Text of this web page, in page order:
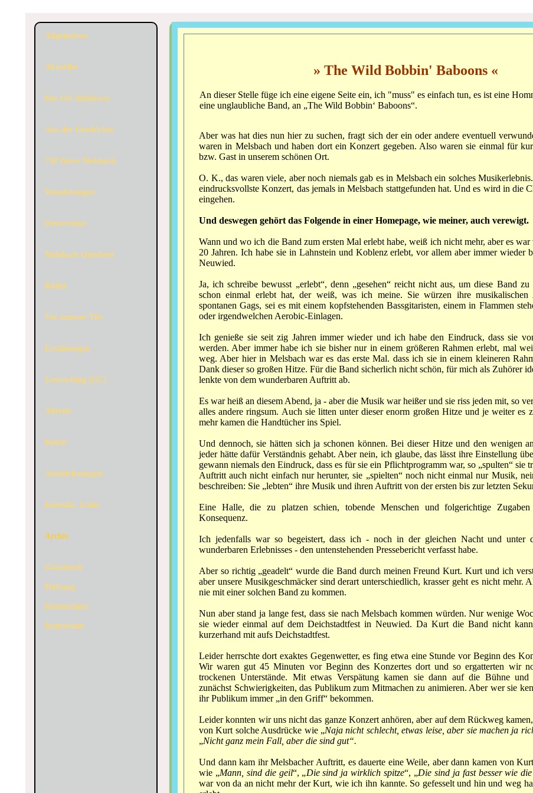
Allgemeines
Aktuelles
Der Ort Melsbach
Aus der Geschichte
750 Jahre Melsbach
Wanderungen
Ortsvereine
Melsbach Querbeet
Bilder
Vor unserer Tür
Erzählungen
Geocaching (GC)
Allerlei
Rätsel
Auszeichnungen
Kontakt, Links
Archiv
Gästebuch
Haftung
Datenschutz
Impressum
» The Wild Bobbin' Baboons «
An dieser Stelle füge ich eine eigene Seite ein, ich "muss" es einfach tun, es ist eine
eine unglaubliche Band, an „The Wild Bobbin‘ Baboons“.
Aber was hat dies nun hier zu suchen, fragt sich der ein oder andere eventuell
waren in Melsbach und haben dort ein Konzert gegeben. Also waren sie einmal für
bzw. Gast in unserem schönen Ort.
O. K., das waren viele, aber noch niemals gab es in Melsbach ein solches
eindrucksvollste Konzert, das jemals in Melsbach stattgefunden hat. Und es wird in die
eingehen.
Und deswegen gehört das Folgende in einer Homepage, wie meiner, auch verewigt.
Wann und wo ich die Band zum ersten Mal erlebt habe, weiß ich nicht mehr, aber es war
20 Jahren. Ich habe sie in Lahnstein und Koblenz erlebt, vor allem aber immer wieder
Neuwied.
Ja, ich schreibe bewusst „erlebt“, denn „gesehen“ reicht nicht aus, um diese Band zu
schon einmal erlebt hat, der weiß, was ich meine. Sie würzen ihre
spontanen Gags, sei es mit einem kopfstehenden Bassgitaristen, einem in Flammen
oder irgendwelchen Aerobic-Einlagen.
Ich genieße sie seit zig Jahren immer wieder und ich habe den Eindruck, dass sie
werden. Aber immer habe ich sie bisher nur in einem größeren Rahmen erlebt, mal
weg. Aber hier in Melsbach war es das erste Mal. dass ich sie in einem kleineren
Dank dieser so großen Hitze. Für die Band sicherlich nicht schön, für mich als Zuhörer
lenkte von dem wunderbaren Auftritt ab.
Es war heiß an diesem Abend, ja - aber die Musik war heißer und sie riss jeden mit, so
alles andere ringsum. Auch sie litten unter dieser enorm großen Hitze und je weiter es
mehr kamen die Handtücher ins Spiel.
Und dennoch, sie hätten sich ja schonen können. Bei dieser Hitze und den wenigen
jeder hätte dafür Verständnis gehabt. Aber nein, ich glaube, das lässt ihre Einstellung
gewann niemals den Eindruck, dass es für sie ein Pflichtprogramm war, so „spulten“ sie
Auftritt auch nicht einfach nur herunter, sie „spielten“ noch nicht einmal nur Musik,
beschreiben: Sie „lebten“ ihre Musik und ihren Auftritt von der ersten bis zur letzten
Eine Halle, die zu platzen schien, tobende Menschen und folgerichtige
Konsequenz.
Ich jedenfalls war so begeistert, dass ich - noch in der gleichen Nacht und unter
wunderbaren Erlebnisses - den untenstehenden Pressebericht verfasst habe.
Aber so richtig „geadelt“ wurde die Band durch meinen Freund Kurt. Kurt und ich
aber unsere Musikgeschmäcker sind derart unterschiedlich, krasser geht es nicht mehr.
nie mit einer solchen Band zu kommen.
Nun aber stand ja lange fest, dass sie nach Melsbach kommen würden. Nur wenige
sie wieder einmal auf dem Deichstadtfest in Neuwied. Da Kurt die Band nicht
kurzerhand mit aufs Deichstadtfest.
Leider herrschte dort exaktes Gegenwetter, es fing etwa eine Stunde vor Beginn des
Wir waren gut 45 Minuten vor Beginn des Konzertes dort und so ergatterten wir
trockenen Unterstände. Mit etwas Verspätung kamen sie dann auf die Bühne und
zunächst Schwierigkeiten, das Publikum zum Mitmachen zu animieren. Aber wer sie
ihr Publikum immer „in den Griff“ bekommen.
Leider konnten wir uns nicht das ganze Konzert anhören, aber auf dem Rückweg
von Kurt solche Ausdrücke wie „Naja nicht schlecht, etwas leise, aber sie machen ja
„Nicht ganz mein Fall, aber die sind gut“.
Und dann kam ihr Melsbacher Auftritt, es dauerte eine Weile, aber dann kamen von
wie „Mann, sind die geil“, „Die sind ja wirklich spitze“, „Die sind ja fast besser wie
war von da an nicht mehr der Kurt, wie ich ihn kannte. So gefesselt und hin und weg